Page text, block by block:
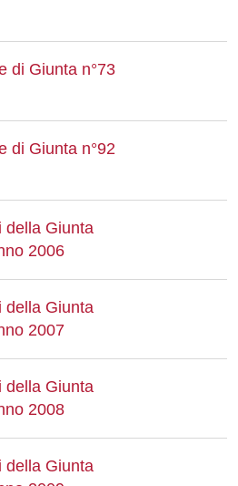
di Giunta n°73
di Giunta n°92
della Giunta
2006
della Giunta
2007
della Giunta
2008
della Giunta